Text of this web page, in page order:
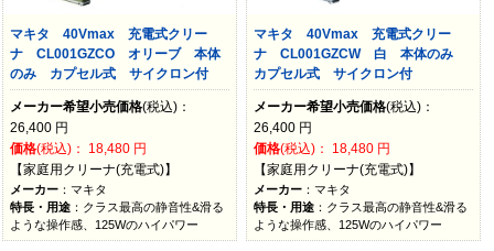
マキタ 40Vmax 充電式クリー
ナ CL001GZCO オリーブ 本体
のみ カプセル式 サイクロン付
メーカー希望小売価格(税込)：
26,400 円
価格(税込)： 18,480 円
【家庭用クリーナ(充電式)】
メーカー ：マキタ
特長・用途 ：クラス最高の静音性&滑る
ような操作感、125Wのハイパワー
マキタ 40Vmax 充電式クリー
ナ CL001GZCW 白 本体のみ
カプセル式 サイクロン付
メーカー希望小売価格(税込)：
26,400 円
価格(税込)： 18,480 円
【家庭用クリーナ(充電式)】
メーカー ：マキタ
特長・用途 ：クラス最高の静音性&滑る
ような操作感、125Wのハイパワー